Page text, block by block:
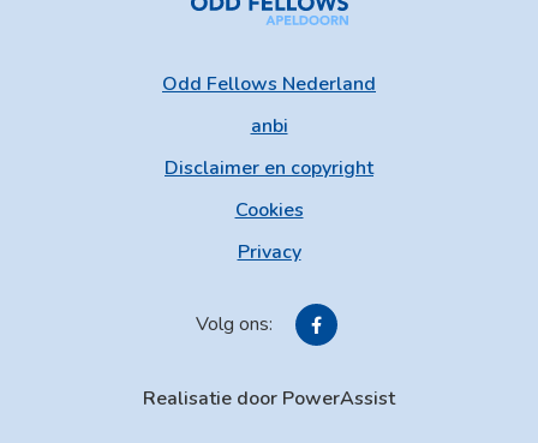
Odd Fellows Nederland
anbi
Disclaimer en copyright
Cookies
Privacy
Volg ons:
Realisatie door PowerAssist